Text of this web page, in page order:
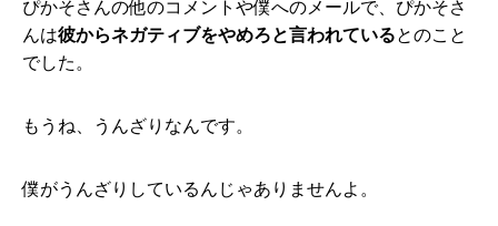
ぴかそさんの他のコメントや僕へのメールで、ぴかそさ
んは彼からネガティブをやめろと言われているとのこと
でした。
もうね、うんざりなんです。
僕がうんざりしているんじゃありませんよ。